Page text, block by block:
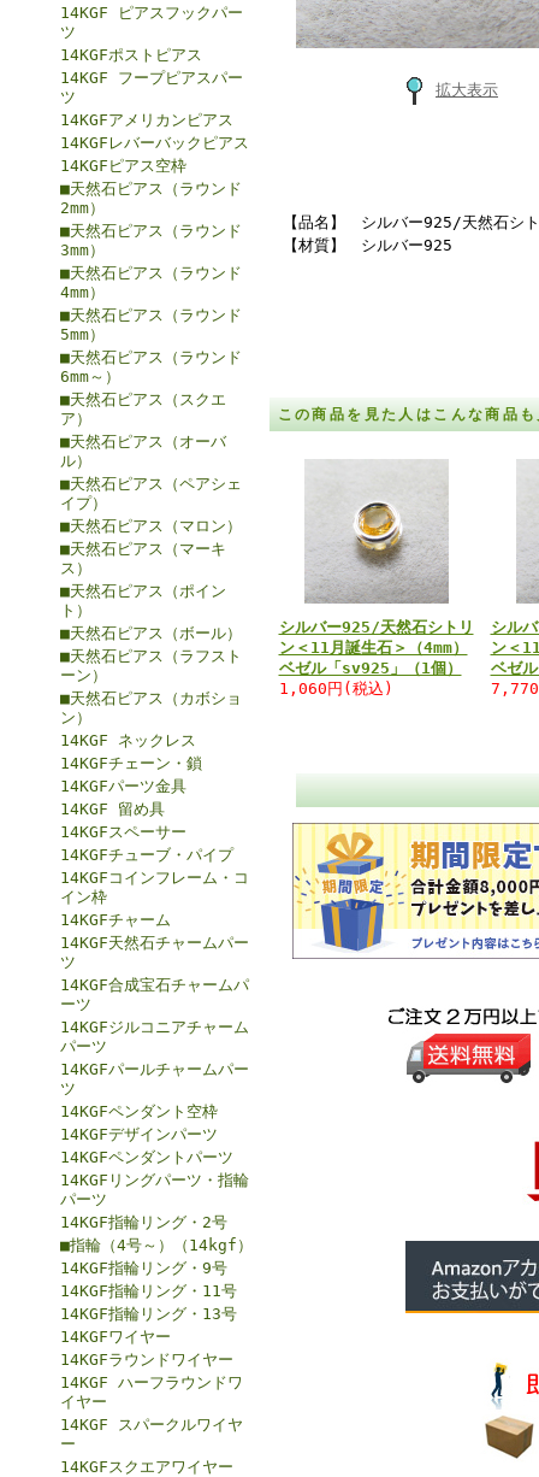
14KGF ピアスフックパー
ツ
14KGFポストピアス
14KGF フープピアスパー
ツ
14KGFアメリカンピアス
14KGFレバーバックピアス
14KGFピアス空枠
■天然石ピアス（ラウンド
2mm）
■天然石ピアス（ラウンド
3mm）
■天然石ピアス（ラウンド
4mm）
■天然石ピアス（ラウンド
5mm）
■天然石ピアス（ラウンド
6mm～）
■天然石ピアス（スクエ
ア）
■天然石ピアス（オーバ
ル）
■天然石ピアス（ペアシェ
イプ）
■天然石ピアス（マロン）
■天然石ピアス（マーキ
ス）
■天然石ピアス（ポイン
ト）
■天然石ピアス（ボール）
■天然石ピアス（ラフスト
ーン）
■天然石ピアス（カボショ
ン）
14KGF ネックレス
14KGFチェーン・鎖
14KGFパーツ金具
14KGF 留め具
14KGFスペーサー
14KGFチューブ・パイプ
14KGFコインフレーム・コ
イン枠
14KGFチャーム
14KGF天然石チャームパー
ツ
14KGF合成宝石チャームパ
ーツ
14KGFジルコニアチャーム
パーツ
14KGFパールチャームパー
ツ
14KGFペンダント空枠
14KGFデザインパーツ
14KGFペンダントパーツ
14KGFリングパーツ・指輪
パーツ
14KGF指輪リング・2号
■指輪（4号～）（14kgf）
14KGF指輪リング・9号
14KGF指輪リング・11号
14KGF指輪リング・13号
14KGFワイヤー
14KGFラウンドワイヤー
14KGF ハーフラウンドワ
イヤー
14KGF スパークルワイヤ
ー
14KGFスクエアワイヤー
拡大表示
【品名】 シルバー925/天然石シ
【材質】 シルバー925
この商品を見た人はこんな商品
シルバー925/天然石シトリ
ン＜11月誕生石＞（4mm）
ベゼル「sv925」（1個）
1,060円(税込)
シル
ン＜
ベゼ